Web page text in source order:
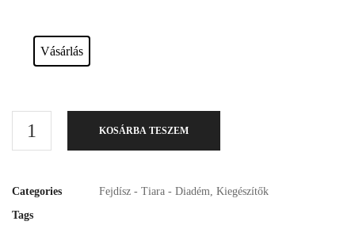
Vásárlás
KOSÁRBA TESZEM
Categories Fejdísz - Tiara - Diadém, Kiegészítők
Tags